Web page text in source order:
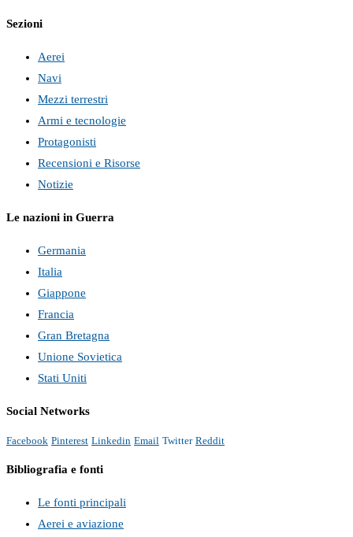
Sezioni
Aerei
Navi
Mezzi terrestri
Armi e tecnologie
Protagonisti
Recensioni e Risorse
Notizie
Le nazioni in Guerra
Germania
Italia
Giappone
Francia
Gran Bretagna
Unione Sovietica
Stati Uniti
Social Networks
Facebook Pinterest Linkedin Email Twitter Reddit
Bibliografia e fonti
Le fonti principali
Aerei e aviazione